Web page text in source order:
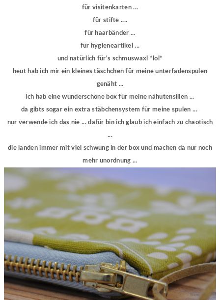
für visitenkarten ...
für stifte ....
für haarbänder ...
für hygieneartikel ...
und natürlich für's schmuswaxl *lol*
heut hab ich mir ein kleines täschchen für meine unterfadenspulen
genäht ...
ich hab eine wunderschöne box für meine nähutensilien ...
da gibts sogar ein extra stäbchensystem für meine spulen ...
nur verwende ich das nie ... dafür bin ich glaub ich einfach zu chaotisch
...
die landen immer mit viel schwung in der box und machen da nur noch
mehr unordnung ...